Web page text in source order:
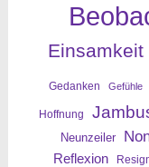
Einsamkeit
Gedanken Gefühle
Hoffnung
Neunzeiler
Reflexion